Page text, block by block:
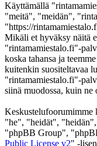
Käyttämällä
"meitä", "meidän",
"https://
Mikäli et hyväksy näitä
"rintamamiestalo.fi"-
koska tahansa ja
kuitenkin suositeltavaa
"rintamamiestalo.fi"-
siinä muodossa, kuin
Keskustelufoorumimme
"he", "heidät",
"phpBB Group",
Public License v2" -